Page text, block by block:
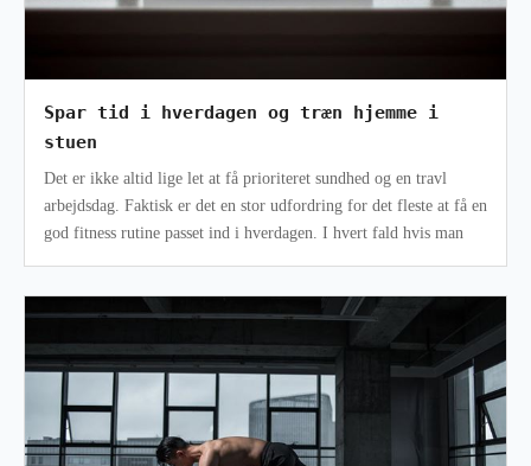
Spar tid i hverdagen og træn hjemme i
stuen
Det er ikke altid lige let at få prioriteret sundhed og en travl
arbejdsdag. Faktisk er det en stor udfordring for det fleste at få en
god fitness rutine passet ind i hverdagen. I hvert fald hvis man